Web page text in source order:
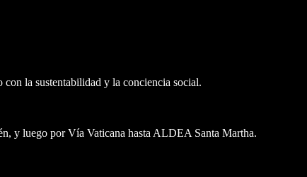
la sustentabilidad y la conciencia social.
y luego por Vía Vaticana hasta ALDEA Santa Martha.